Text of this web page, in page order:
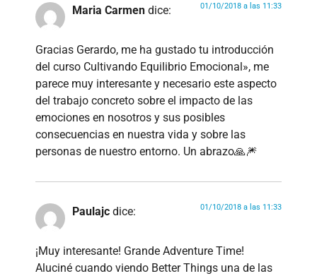
Maria Carmen dice: 01/10/2018 a las 11:33
Gracias Gerardo, me ha gustado tu introducción
del curso Cultivando Equilibrio Emocional», me
parece muy interesante y necesario este aspecto
del trabajo concreto sobre el impacto de las
emociones en nosotros y sus posibles
consecuencias en nuestra vida y sobre las
personas de nuestro entorno. Un abrazo🙏🎆
Paulajc dice: 01/10/2018 a las 11:33
¡Muy interesante! Grande Adventure Time!
Aluciné cuando viendo Better Things una de las